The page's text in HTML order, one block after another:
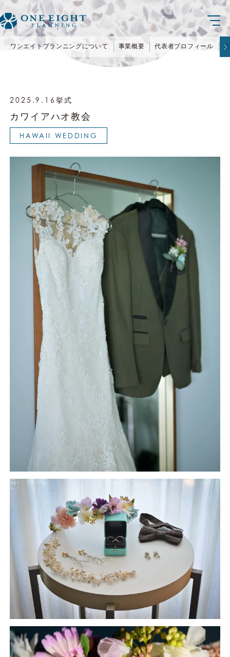
ワンエイトプランニングについて 事業概要 代表者プロフィール
2025.9.16挙式
カワイアハオ教会
HAWAII WEDDING